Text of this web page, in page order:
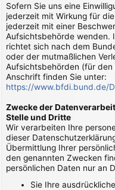
Sofern Sie uns eine
jederzeit mit Wirkung für
jederzeit mit einer
Aufsichtsbehörde wenden.
richtet sich nach dem
oder der mutmaßlichen
Aufsichtsbehörden (für
Anschrift finden Sie unter:
https://www.bfdi.bund.de/
Zwecke der
Stelle und Dritte
Wir verarbeiten Ihre
dieser
Übermittlung Ihrer
den genannten Zwecken
persönlichen Daten nur an
Sie Ihre